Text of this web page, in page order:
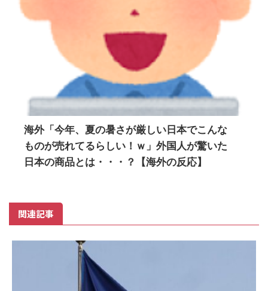
海外「今年、夏の暑さが厳しい日本でこんな
ものが売れてるらしい！ｗ」外国人が驚いた
日本の商品とは・・・？【海外の反応】
関連記事